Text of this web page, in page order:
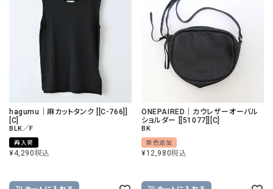
hagumu｜麻カットタンク [[C-766]]
[C]
BLK／F
再入荷
¥4,290税込
ONEPAIRED｜カウレザーオーバル
ショルダー [[51077]][C]
BK
新色追加
¥12,980税込